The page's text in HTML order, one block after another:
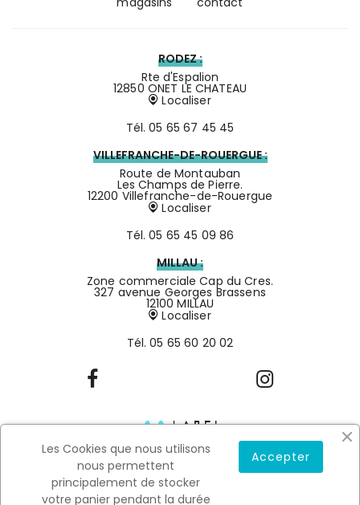
RODEZ :
Rte d'Espalion
12850 ONET LE CHATEAU
Localiser
Tél.05 65 67 45 45
VILLEFRANCHE-DE-ROUERGUE :
Route de Montauban
Les Champs de Pierre.
12200 Villefranche-de-Rouergue
Localiser
Tél.05 65 45 09 86
MILLAU :
Zone commerciale Cap du Cres.
327 avenue Georges Brassens
12100 MILLAU
Localiser
Tél.05 65 60 20 02
Les Cookies que nous utilisons
nous permettent
principalement de stocker
votre panier pendant la durée
Accepter